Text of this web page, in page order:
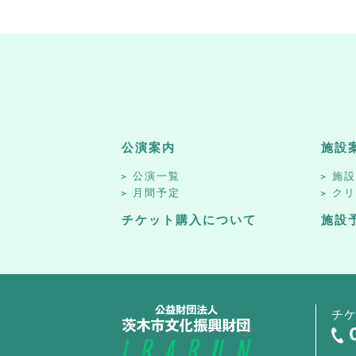
公演案内
公演一覧
月間予定
チケット購入について
施設
施
ク
施設
チ